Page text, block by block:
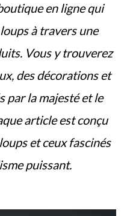
en ligne qui
à travers une
Vous y trouverez
des décorations et
par la majesté et le
article est conçu
et ceux fascinés
puissant.